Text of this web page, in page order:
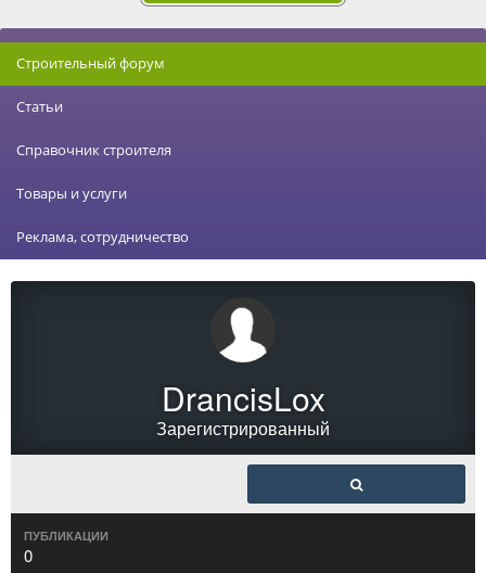
Строительный форум
Статьи
Справочник строителя
Товары и услуги
Реклама, сотрудничество
DrancisLox
Зарегистрированный
ПУБЛИКАЦИИ
0